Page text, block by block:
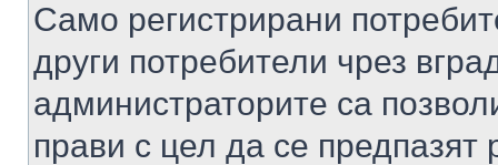
Само регистрирани
други потребители чрез
администраторите са
прави с цел да се предпазят